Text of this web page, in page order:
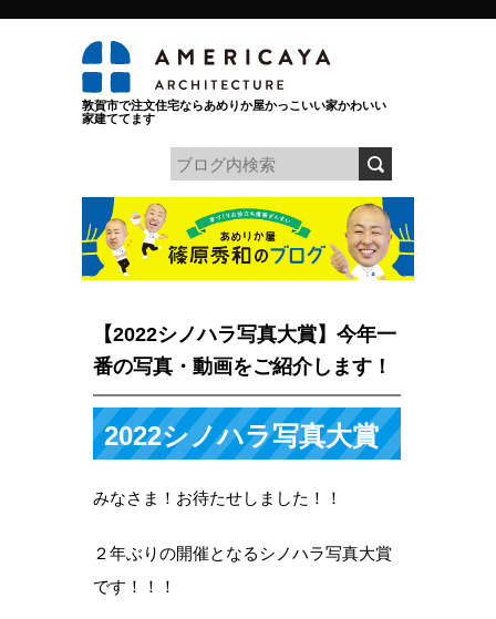
敦賀市で注文住宅ならあめりか屋かっこいい家かわいい
家建ててます
【2022シノハラ写真大賞】今年一
番の写真・動画をご紹介します！
2022シノハラ写真大賞
みなさま！お待たせしました！！
２年ぶりの開催となるシノハラ写真大賞
です！！！